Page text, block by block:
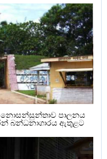
පාලනය
බන්ධනාගාරය ඇතුළට